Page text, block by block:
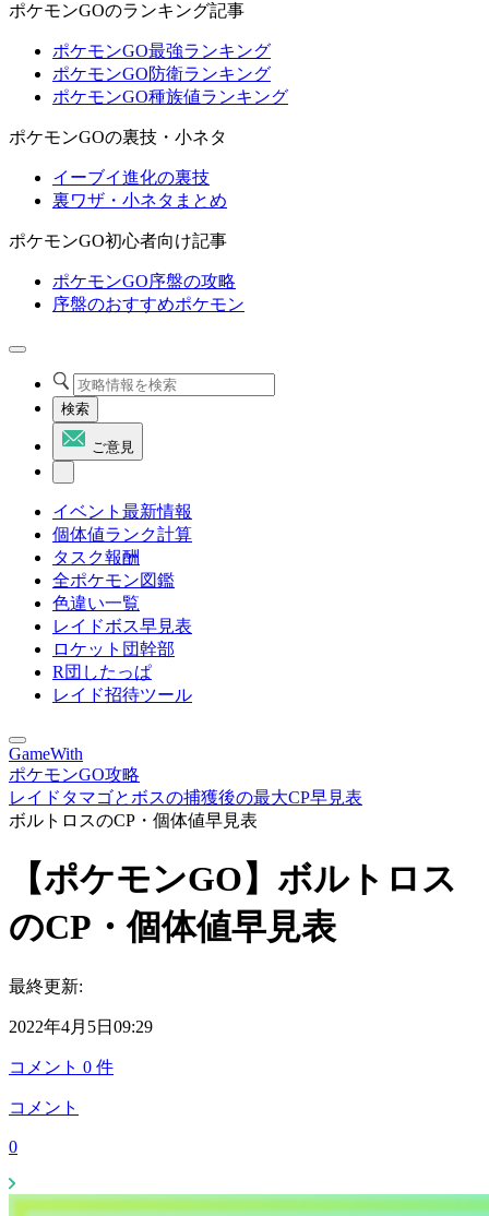
ポケモンGOのランキング記事
ポケモンGO最強ランキング
ポケモンGO防衛ランキング
ポケモンGO種族値ランキング
ポケモンGOの裏技・小ネタ
イーブイ進化の裏技
裏ワザ・小ネタまとめ
ポケモンGO初心者向け記事
ポケモンGO序盤の攻略
序盤のおすすめポケモン
検索
ご意見
イベント最新情報
個体値ランク計算
タスク報酬
全ポケモン図鑑
色違い一覧
レイドボス早見表
ロケット団幹部
R団したっぱ
レイド招待ツール
GameWith
ポケモンGO攻略
レイドタマゴとボスの捕獲後の最大CP早見表
ボルトロスのCP・個体値早見表
【ポケモンGO】ボルトロス
のCP・個体値早見表
最終更新:
2022年4月5日09:29
コメント 0 件
コメント
0